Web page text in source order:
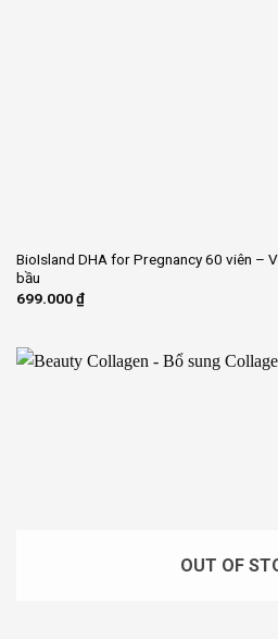
BioIsland DHA for Pregnancy 60 viên –
bầu
699.000₫
OUT OF